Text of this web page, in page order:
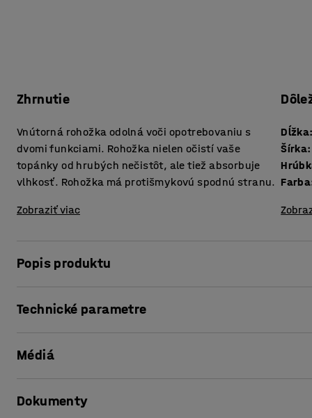
Zhrnutie
Vnútorná rohožka odolná voči opotrebovaniu s
dvomi funkciami. Rohožka nielen očistí vaše
topánky od hrubých nečistôt, ale tiež absorbuje
vlhkosť. Rohožka má protišmykovú spodnú stranu.
Zobraziť viac
Dĺžka:
Šírka:
Farba
Popis produktu
centrá. Spodná strana rohožky je potiahnutá vinylom,
Technické parametre
Šírka: 1200
Krytá spodná strana
Médiá
Dokumenty